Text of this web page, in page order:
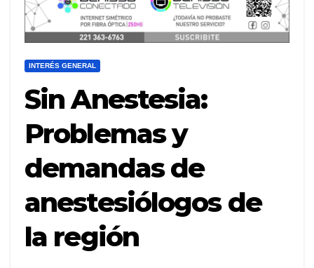
INTERÉS GENERAL
Sin Anestesia:
Problemas y
demandas de
anestesiólogos de
la región